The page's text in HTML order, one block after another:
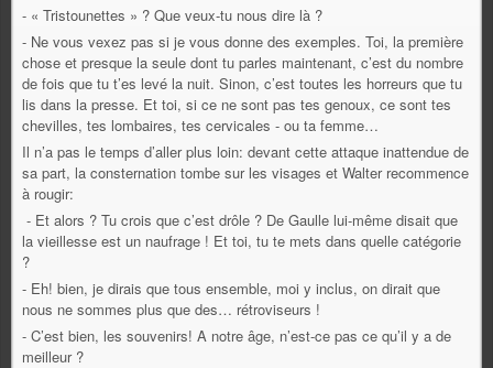
- « Tristounettes » ? Que veux-tu nous dire là ?
- Ne vous vexez pas si je vous donne des exemples. Toi, la première
chose et presque la seule dont tu parles maintenant, c’est du nombre
de fois que tu t’es levé la nuit. Sinon, c’est toutes les horreurs que tu
lis dans la presse. Et toi, si ce ne sont pas tes genoux, ce sont tes
chevilles, tes lombaires, tes cervicales - ou ta femme…
Il n’a pas le temps d’aller plus loin: devant cette attaque inattendue de
sa part, la consternation tombe sur les visages et Walter recommence
à rougir:
- Et alors ? Tu crois que c’est drôle ? De Gaulle lui-même disait que
la vieillesse est un naufrage ! Et toi, tu te mets dans quelle catégorie
?
- Eh! bien, je dirais que tous ensemble, moi y inclus, on dirait que
nous ne sommes plus que des… rétroviseurs !
- C’est bien, les souvenirs! A notre âge, n’est-ce pas ce qu’il y a de
meilleur ?